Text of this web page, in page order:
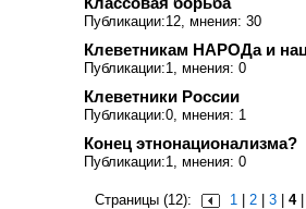
Публикации:12, мнения: 30
Клеветникам НАРОДа и
Публикации:1, мнения: 0
Клеветники России
Публикации:0, мнения: 1
Конец этнонационализма?
Публикации:1, мнения: 0
Страницы (12): 1 2 3 4|